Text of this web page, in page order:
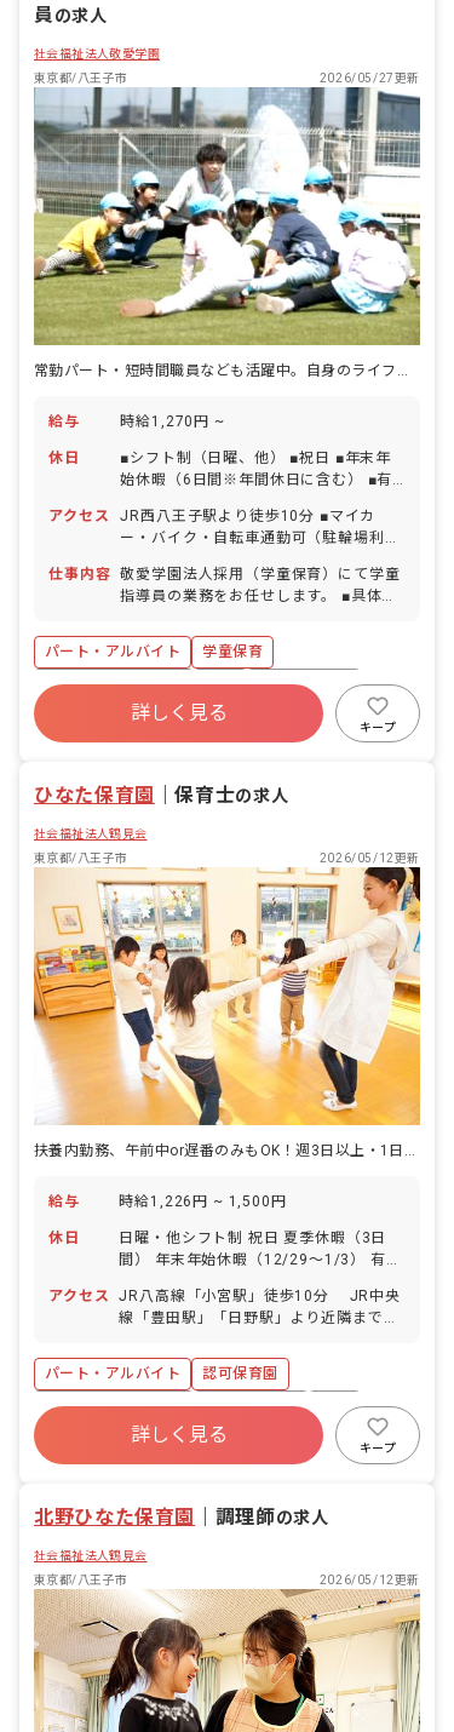
員の求人
社会福祉法人敬愛学園
東京都/八王子市
2026/05/27更新
常勤パート・短時間職員なども活躍中。自身のライフステージに合わせて働き方を選べる◎
給与 時給1,270円 ~
休日
■シフト制（日曜、他） ■祝日 ■年末年
始休暇（6日間※年間休日に含む） ■有
可／5日以上の連休相談OK） ■産前産
後・育児休暇（取得率100％・復帰率
99％） ■バースデイ休暇 ・お休みの取
りやすさについて ライフステージに合わ
がしやすい環境で、子育てや家庭との両
立も実現できます。
アクセス
JR西八王子駅より徒歩10分 ■マイカ
ー・バイク・自転車通勤可（駐輪場利用
り異なるため、採用後に各施設より案内
いたします）
仕事内容 敬愛学園法人採用（学童保育）にて学童
指導員の業務をお任せします。 ■具体的
遊び（ボードゲームや読み聞かせ、工作
や折り紙） ・宿題や家庭学習のサポート
・片付けや掃除などの施設内環境整備 ・
お誕生日カードや制作物の準備 ■勤務施
設 以下いずれかの勤務になります。（応
4-3-1 散田小学童保育所 (第1クラブ)：
童保育所 (第2クラブ)：東京都八王子市
散田町5-23-1 山田小学童保育所：東京都
八王子市 山田町1553 あたご学童保育
所：東京都八王子市上柚木3-5-10 鑓水小
学童保育所 (第1クラブ)：東京都八王子
市 錦水2-74 鑓水小学童保育所 (第2クラ
ブ)：東京都八王子市鏽水2-73 東浅川小
学童保育所(第1クラブ)：東京都八王子
市東浅川町550ｰ22 東浅川小学童保育所
(第2クラブ)：東京都八王子市東浅川町
550ｰ22
パート・アルバイト
学童保育
ボーナス・賞与あり
有給
福利厚生充実
昇給昇進あり
産休育休制度
詳しく見る
キープ
ひなた保育園 ｜保育士の求人
社会福祉法人鶴見会
東京都/八王子市
2026/05/12更新
扶養内勤務、午前中or遅番のみもOK！週3日以上・1日4h～
給与 時給1,226円 ~ 1,500円
休日
日曜・他シフト制 祝日 夏季休暇（3日
間） 年末年始休暇（12/29～1/3） 有給
産休・育休制度（取得率・復帰率ともに
100％！）
アクセス
JR八高線「小宮駅」徒歩10分 JR中央
線「豊田駅」「日野駅」より近隣までバ
OK（駐車場:月4,000円／駐輪場は無料）
◆園の近くには川や公園があるため、手
軽に自然と触れ合うことができます。
パート・アルバイト
認可保育園
ボーナス・賞与あり
社会保険完備
有給
福利厚生充実
退職金制度
産休育休制度
詳しく見る
キープ
北野ひなた保育園 調理師の求人
社会福祉法人鶴見会
東京都/八王子市
2026/05/12更新